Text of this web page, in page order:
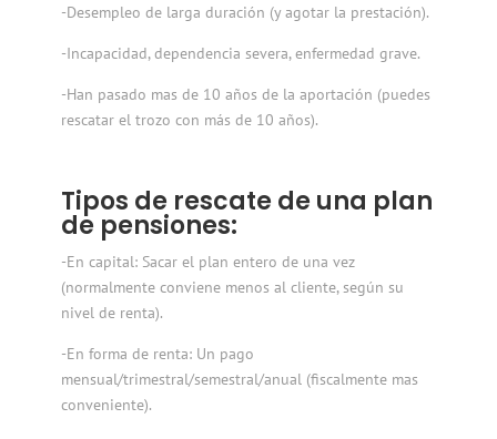
-Desempleo de larga duración (y agotar la prestación).
-Incapacidad, dependencia severa, enfermedad grave.
-Han pasado mas de 10 años de la aportación (puedes
rescatar el trozo con más de 10 años).
Tipos de rescate de una plan
de pensiones:
-En capital: Sacar el plan entero de una vez
(normalmente conviene menos al cliente, según su
nivel de renta).
-En forma de renta: Un pago
mensual/trimestral/semestral/anual (fiscalmente mas
conveniente).